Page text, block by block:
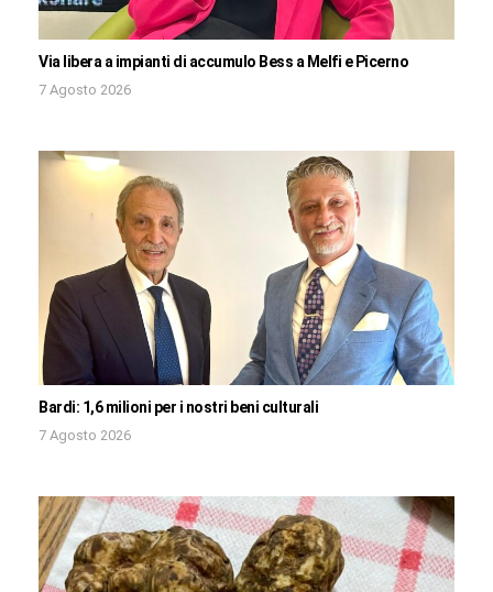
Via libera a impianti di accumulo Bess a Melfi e Picerno
7 Agosto 2026
Bardi: 1,6 milioni per i nostri beni culturali
7 Agosto 2026